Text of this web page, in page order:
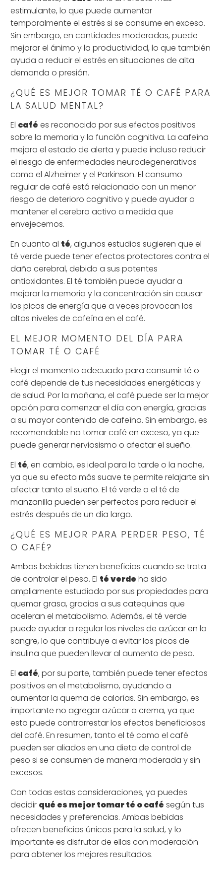
estimulante, lo que puede aumentar
temporalmente el estrés si se consume en exceso.
Sin embargo, en cantidades moderadas, puede
mejorar el ánimo y la productividad, lo que también
ayuda a reducir el estrés en situaciones de alta
demanda o presión.
¿QUÉ ES MEJOR TOMAR TÉ O CAFÉ PARA
LA SALUD MENTAL?
El café es reconocido por sus efectos positivos
sobre la memoria y la función cognitiva. La cafeína
mejora el estado de alerta y puede incluso reducir
el riesgo de enfermedades neurodegenerativas
como el Alzheimer y el Parkinson. El consumo
regular de café está relacionado con un menor
riesgo de deterioro cognitivo y puede ayudar a
mantener el cerebro activo a medida que
envejecemos.
En cuanto al té, algunos estudios sugieren que el
té verde puede tener efectos protectores contra el
daño cerebral, debido a sus potentes
antioxidantes. El té también puede ayudar a
mejorar la memoria y la concentración sin causar
los picos de energía que a veces provocan los
altos niveles de cafeína en el café.
EL MEJOR MOMENTO DEL DÍA PARA
TOMAR TÉ O CAFÉ
Elegir el momento adecuado para consumir té o
café depende de tus necesidades energéticas y
de salud. Por la mañana, el café puede ser la mejor
opción para comenzar el día con energía, gracias
a su mayor contenido de cafeína. Sin embargo, es
recomendable no tomar café en exceso, ya que
puede generar nerviosismo o afectar el sueño.
El té, en cambio, es ideal para la tarde o la noche,
ya que su efecto más suave te permite relajarte sin
afectar tanto el sueño. El té verde o el té de
manzanilla pueden ser perfectos para reducir el
estrés después de un día largo.
¿QUÉ ES MEJOR PARA PERDER PESO, TÉ
O CAFÉ?
Ambas bebidas tienen beneficios cuando se trata
de controlar el peso. El té verde ha sido
ampliamente estudiado por sus propiedades para
quemar grasa, gracias a sus catequinas que
aceleran el metabolismo. Además, el té verde
puede ayudar a regular los niveles de azúcar en la
sangre, lo que contribuye a evitar los picos de
insulina que pueden llevar al aumento de peso.
El café, por su parte, también puede tener efectos
positivos en el metabolismo, ayudando a
aumentar la quema de calorías. Sin embargo, es
importante no agregar azúcar o crema, ya que
esto puede contrarrestar los efectos beneficiosos
del café. En resumen, tanto el té como el café
pueden ser aliados en una dieta de control de
peso si se consumen de manera moderada y sin
excesos.
Con todas estas consideraciones, ya puedes
decidir qué es mejor tomar té o café según tus
necesidades y preferencias. Ambas bebidas
ofrecen beneficios únicos para la salud, y lo
importante es disfrutar de ellas con moderación
para obtener los mejores resultados.